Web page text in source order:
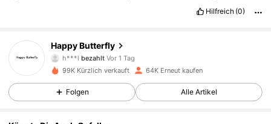
wiederkaufen
wenn
mandenDrehdannraus
Wimpern
sehrschnellanzubringen
nnen
Sie auchkommen halten Trotzalledemhatte
bisschenmeineBedenken.Aber dasklappt
Hilfreich (0)
Happy Butterfly
4,82
4.6K Follower
h***l bezahlt Vor 1 Tag
4,82
99K Kürzlich verkauft 64K Erneut kaufen
Folgen Alle Artikel